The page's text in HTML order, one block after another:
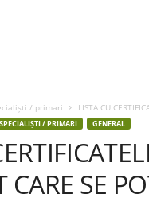
/ primari LISTA CU
/ PRIMARI GENERAL
CARE SE